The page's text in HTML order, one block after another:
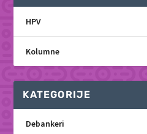
HPV
Kolumne
KATEGORIJE
Debankeri